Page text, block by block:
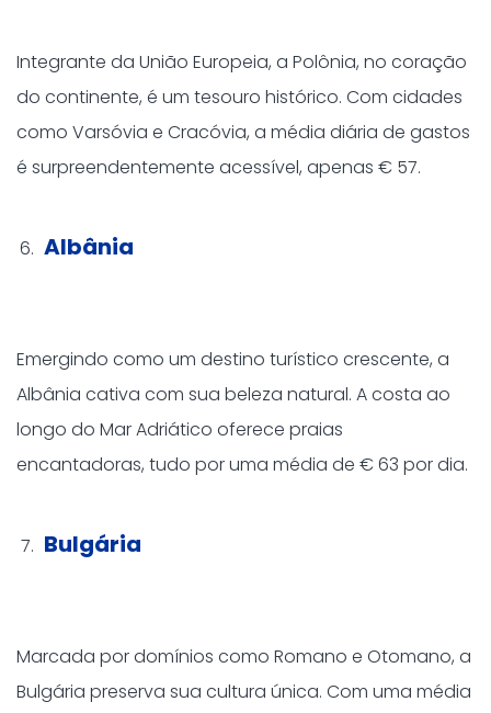
Integrante da União Europeia, a Polônia, no coração
do continente, é um tesouro histórico. Com cidades
como Varsóvia e Cracóvia, a média diária de gastos
é surpreendentemente acessível, apenas € 57.
Albânia
Emergindo como um destino turístico crescente, a
Albânia cativa com sua beleza natural. A costa ao
longo do Mar Adriático oferece praias
encantadoras, tudo por uma média de € 63 por dia.
Bulgária
Marcada por domínios como Romano e Otomano, a
Bulgária preserva sua cultura única. Com uma média